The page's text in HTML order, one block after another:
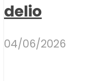
delio
04/06/2026